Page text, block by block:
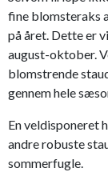
fine blomsteraks
på året. Dette er
august-oktober.
blomstrende
gennem hele
En veldisponeret
andre robuste
sommerfugle.